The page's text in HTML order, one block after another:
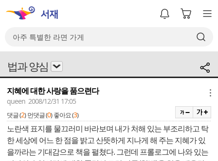
법과 양심
지혜에 대한 사랑을 품으련다
queen 2008/12/31 17:05
댓글 (2) 먼댓글 (0) 좋아요 (3)
노란색 표지를 물끄러미 바라보며 내가 처해 있는 부조리하고 탁
한 세상에 어느 한 점을 밝고 산뜻하게 지나게 해 주는 지혜가 있
을까라는 기대감으로 책을 펼쳤다. 그런데 프롤로그에 나와 있는